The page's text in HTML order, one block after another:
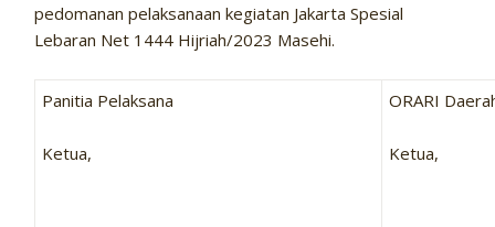
pedomanan pelaksanaan kegiatan Jakarta Spesial
Lebaran Net 1444 Hijriah/2023 Masehi.
Panitia Pelaksana
Ketua,
ORARI
Ketua,